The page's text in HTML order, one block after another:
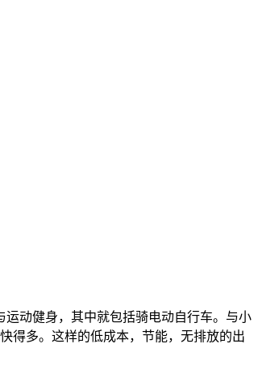
动健身，其中就包括骑电动自行车。与小
得多。这样的低成本，节能，无排放的出